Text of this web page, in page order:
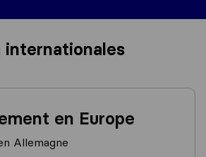
internationales
en Europe
Allemagne